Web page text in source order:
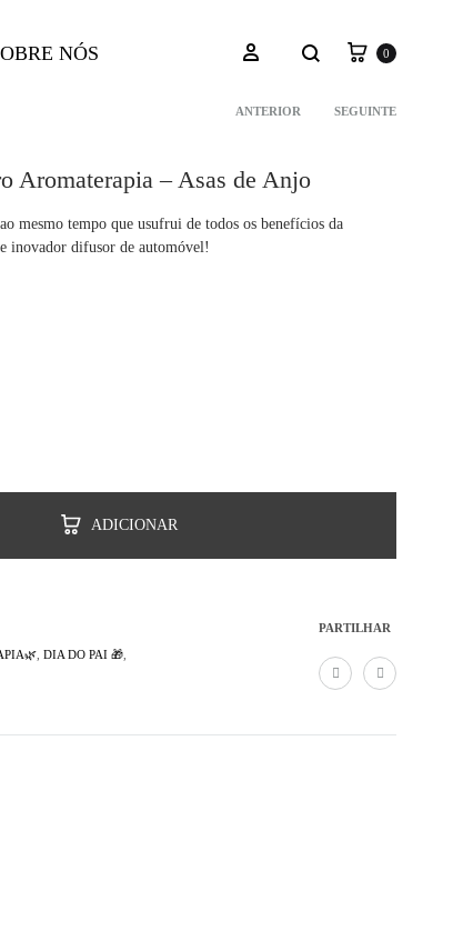
NÓS Iniciar sessão
PesquisarCarrinho
0
do
ANTERIOR SEGUINTE
Aromaterapia – Asas de Anjo
mesmo tempo que usufrui de todos os benefícios da
inovador difusor de automóvel!
ADICIONAR
PARTILHAR
DIA DO PAI 🎁